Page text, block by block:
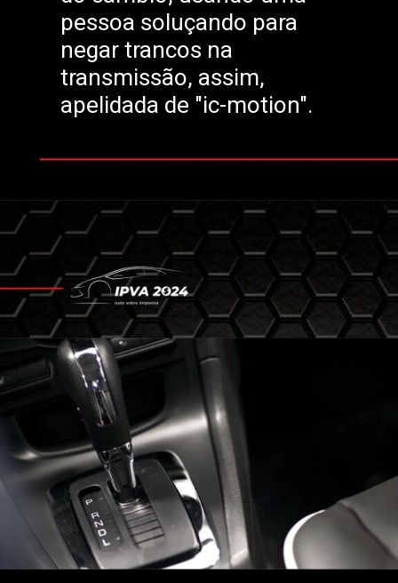
pessoa soluçando para
negar trancos na
transmissão, assim,
apelidada de "ic-motion".